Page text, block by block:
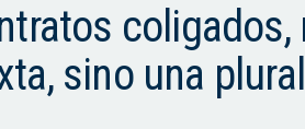
sino una